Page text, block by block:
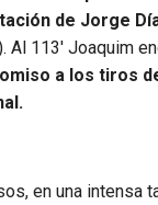
de Jorge
Al 113′ Joaquim
a los tiros
en una intensa